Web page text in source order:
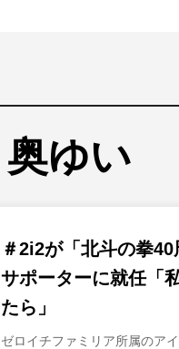
奥ゆい
＃2i2が「北斗の拳
サポーターに就任「
たら」
ゼロイチファミリア所属のア